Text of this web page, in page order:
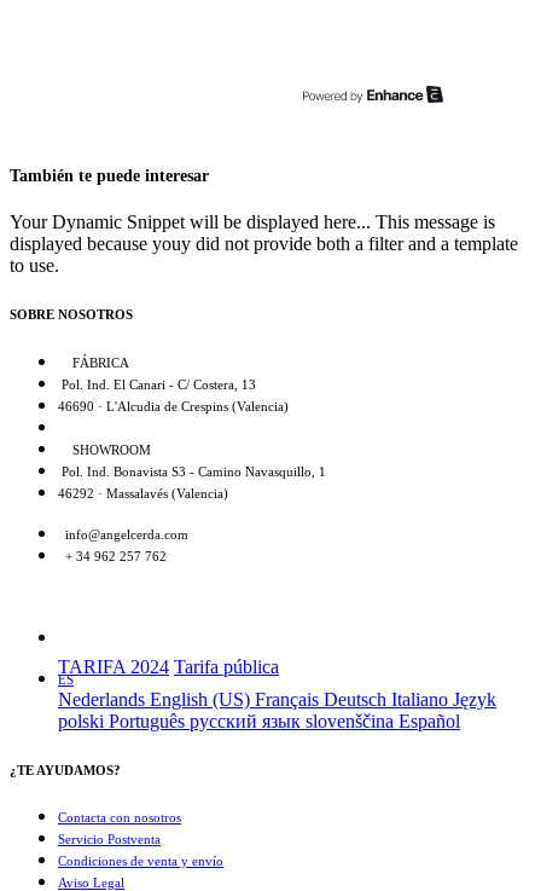
También te puede interesar
Your Dynamic Snippet will be displayed here... This message is
displayed because youy did not provide both a filter and a template
to use.
SOBRE NOSOTROS
FÁBRICA
Pol. Ind. El Canari - C/ Costera, 13
46690 · L'Alcudia de Crespins (Valencia)
SHOWROOM
Pol. Ind. Bonavista S3 - Camino Navasquillo, 1
46292 · Massalavés (Valencia)
info@angelcerda.com
+ 34 962 257 762
TARIFA 2024 Tarifa pública
ES
Nederlands English (US) Français Deutsch Italiano Język
polski Português русский язык slovenščina Español
¿TE AYUDAMOS?
Contacta con nosotros
Servicio Postventa
Condiciones de venta y envío
Aviso Legal